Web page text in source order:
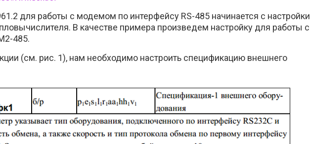
для работы с модемом по интерфейсу RS-485 начинается с настройки
В качестве примера произведем настройку для работы с
485.
(см. рис. 1), нам необходимо настроить спецификацию внешнего